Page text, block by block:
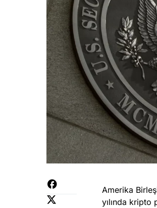
Amerika
yılında kripto